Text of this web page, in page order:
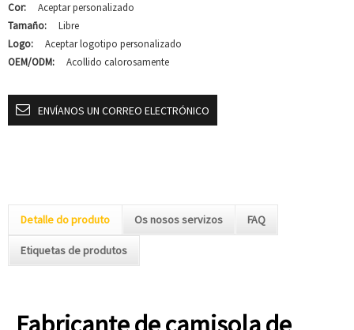
Cor:
Aceptar personalizado
Tamaño:
Libre
Logo:
Aceptar logotipo personalizado
OEM/ODM:
Acollido calorosamente
ENVÍANOS UN CORREO ELECTRÓNICO
Detalle do produto Os nosos servizos FAQ
Etiquetas de produtos